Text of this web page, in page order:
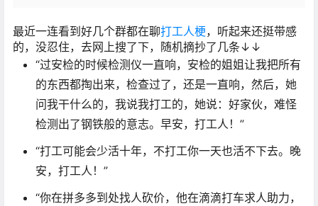
最近一连看到好几个群都在聊打工人梗，听起来还挺带感
的，没忍住，去网上搜了下，随机摘抄了几条↓↓
“过安检的时候检测仪一直响，安检的姐姐让我把所有
的东西都掏出来，检查过了，还是一直响，然后，她
问我干什么的，我说我打工的，她说：好家伙，难怪
检测出了钢铁般的意志。早安，打工人！”
“打工可能会少活十年，不打工你一天也活不下去。晚
安，打工人！”
“你在拼多多到处找人砍价，他在滴滴打车求人助力，